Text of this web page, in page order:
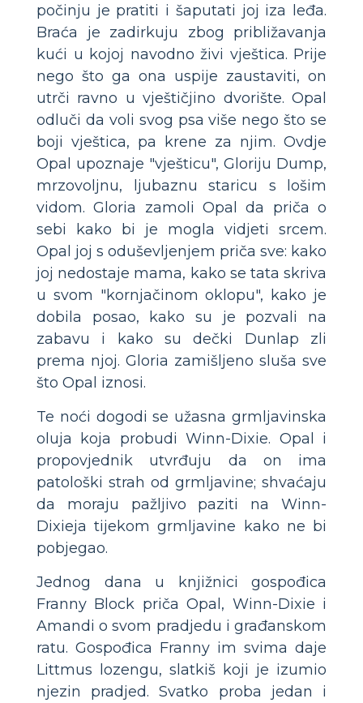
počinju je pratiti i šaputati joj iza leđa.
Braća je zadirkuju zbog približavanja
kući u kojoj navodno živi vještica. Prije
nego što ga ona uspije zaustaviti, on
utrči ravno u vještičjino dvorište. Opal
odluči da voli svog psa više nego što se
boji vještica, pa krene za njim. Ovdje
Opal upoznaje "vješticu", Gloriju Dump,
mrzovoljnu, ljubaznu staricu s lošim
vidom. Gloria zamoli Opal da priča o
sebi kako bi je mogla vidjeti srcem.
Opal joj s oduševljenjem priča sve: kako
joj nedostaje mama, kako se tata skriva
u svom "kornjačinom oklopu", kako je
dobila posao, kako su je pozvali na
zabavu i kako su dečki Dunlap zli
prema njoj. Gloria zamišljeno sluša sve
što Opal iznosi.
Te noći dogodi se užasna grmljavinska
oluja koja probudi Winn-Dixie. Opal i
propovjednik utvrđuju da on ima
patološki strah od grmljavine; shvaćaju
da moraju pažljivo paziti na Winn-
Dixieja tijekom grmljavine kako ne bi
pobjegao.
Jednog dana u knjižnici gospođica
Franny Block priča Opal, Winn-Dixie i
Amandi o svom pradjedu i građanskom
ratu. Gospođica Franny im svima daje
Littmus lozengu, slatkiš koji je izumio
njezin pradjed. Svatko proba jedan i